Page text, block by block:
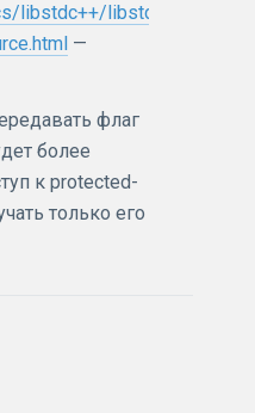
libstdc++/libstdc++-
—
флаг
более
к protected-
только его